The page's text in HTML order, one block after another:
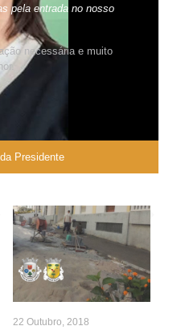
pela entrada no nosso
necessária e muito
Presidente
22 Outubro, 2018